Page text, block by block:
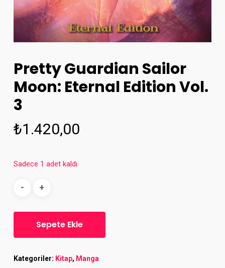
Pretty Guardian Sailor
Moon: Eternal Edition Vol.
3
₺1.420,00
Sadece 1 adet kaldı
Sepete Ekle
Kategoriler: Kitap, Manga